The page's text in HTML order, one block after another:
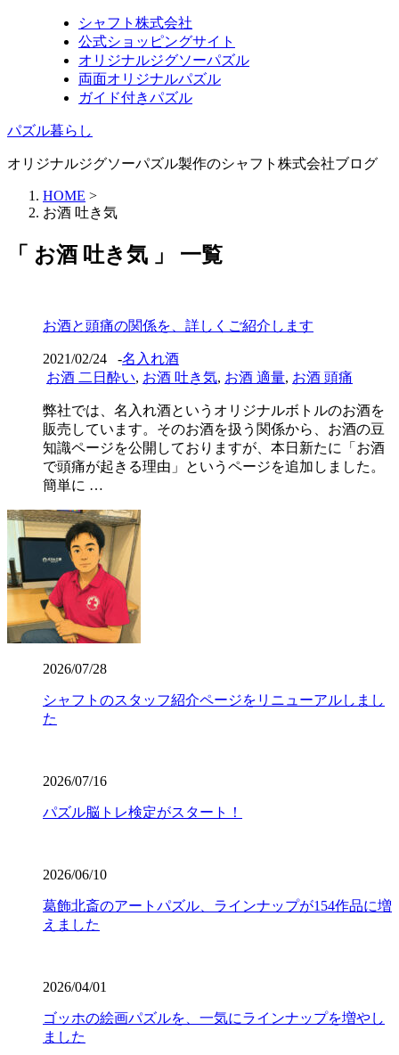
シャフト株式会社
公式ショッピングサイト
オリジナルジグソーパズル
両面オリジナルパズル
ガイド付きパズル
パズル暮らし
オリジナルジグソーパズル製作のシャフト株式会社ブログ
HOME >
お酒 吐き気
「 お酒 吐き気 」 一覧
お酒と頭痛の関係を、詳しくご紹介します
2021/02/24 -名入れ酒
お酒 二日酔い, お酒 吐き気, お酒 適量, お酒 頭痛
弊社では、名入れ酒というオリジナルボトルのお酒を
販売しています。そのお酒を扱う関係から、お酒の豆
知識ページを公開しておりますが、本日新たに「お酒
で頭痛が起きる理由」というページを追加しました。
簡単に …
2026/07/28
シャフトのスタッフ紹介ページをリニューアルしまし
た
2026/07/16
パズル脳トレ検定がスタート！
2026/06/10
葛飾北斎のアートパズル、ラインナップが154作品に増
えました
2026/04/01
ゴッホの絵画パズルを、一気にラインナップを増やし
ました